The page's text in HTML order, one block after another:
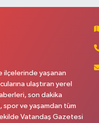
ilçelerinde yaşanan
ulaştıran yerel
son dakika
ve yaşamdan tüm
Vatandaş Gazetesi